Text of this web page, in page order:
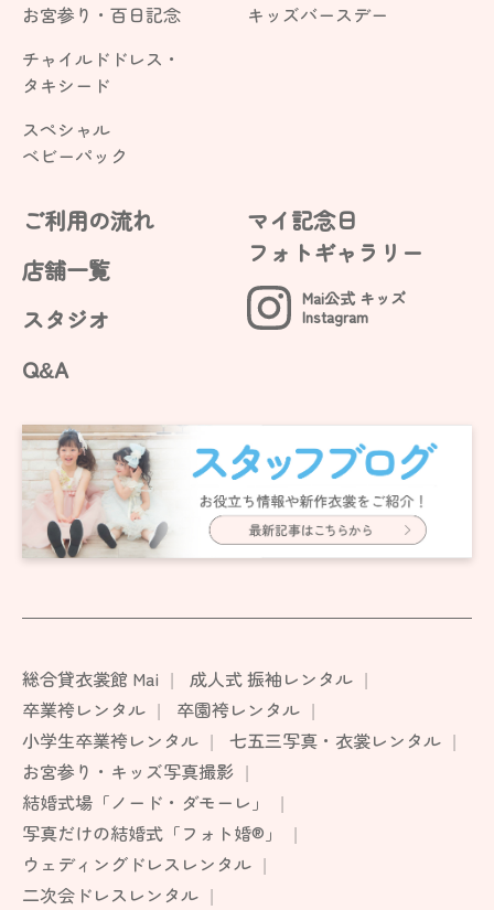
お宮参り・百日記念
キッズバースデー
チャイルドドレス・
タキシード
スペシャル
ベビーパック
ご利用の流れ
店舗一覧
スタジオ
Q&A
マイ記念日
フォトギャラリー
Mai公式 キッズ
Instagram
総合貸衣裳館 Mai
成人式 振袖レンタル
卒業袴レンタル
卒園袴レンタル
小学生卒業袴レンタル
七五三写真・衣裳レンタル
お宮参り・キッズ写真撮影
結婚式場「ノード・ダモーレ」
写真だけの結婚式「フォト婚®」
ウェディングドレスレンタル
二次会ドレスレンタル